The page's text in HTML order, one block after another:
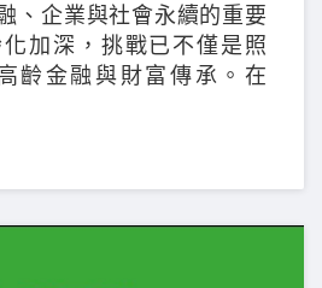
、企業與社會永續的重要
加深，挑戰已不僅是照
齡金融與財富傳承。在